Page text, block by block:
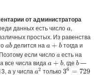
от администратора
данных есть числоa,
простых. Из равенства
ab делится наa+b
тогда и
если числоaесть на
все числа вида a+b , где b—
а у числа a2 только36 =729